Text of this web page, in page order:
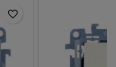
favorite_border